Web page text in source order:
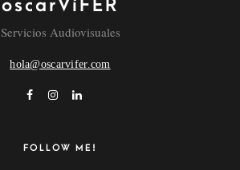
oscarVíFER
Servicios Audiovisuales
hola@oscarvifer.com
FOLLOW ME!